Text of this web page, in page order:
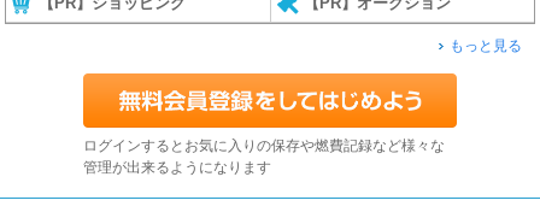
もっと見る
ログインするとお気に入りの保存や燃費記録など様々な
管理が出来るようになります